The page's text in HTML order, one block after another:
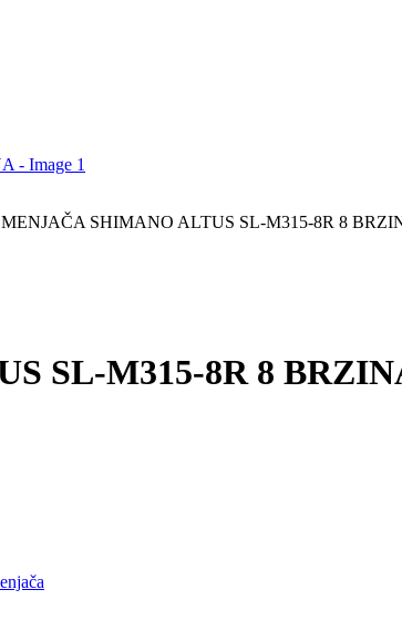
SHIMANO ALTUS SL-M315-8R 8
SL-M315-8R 8